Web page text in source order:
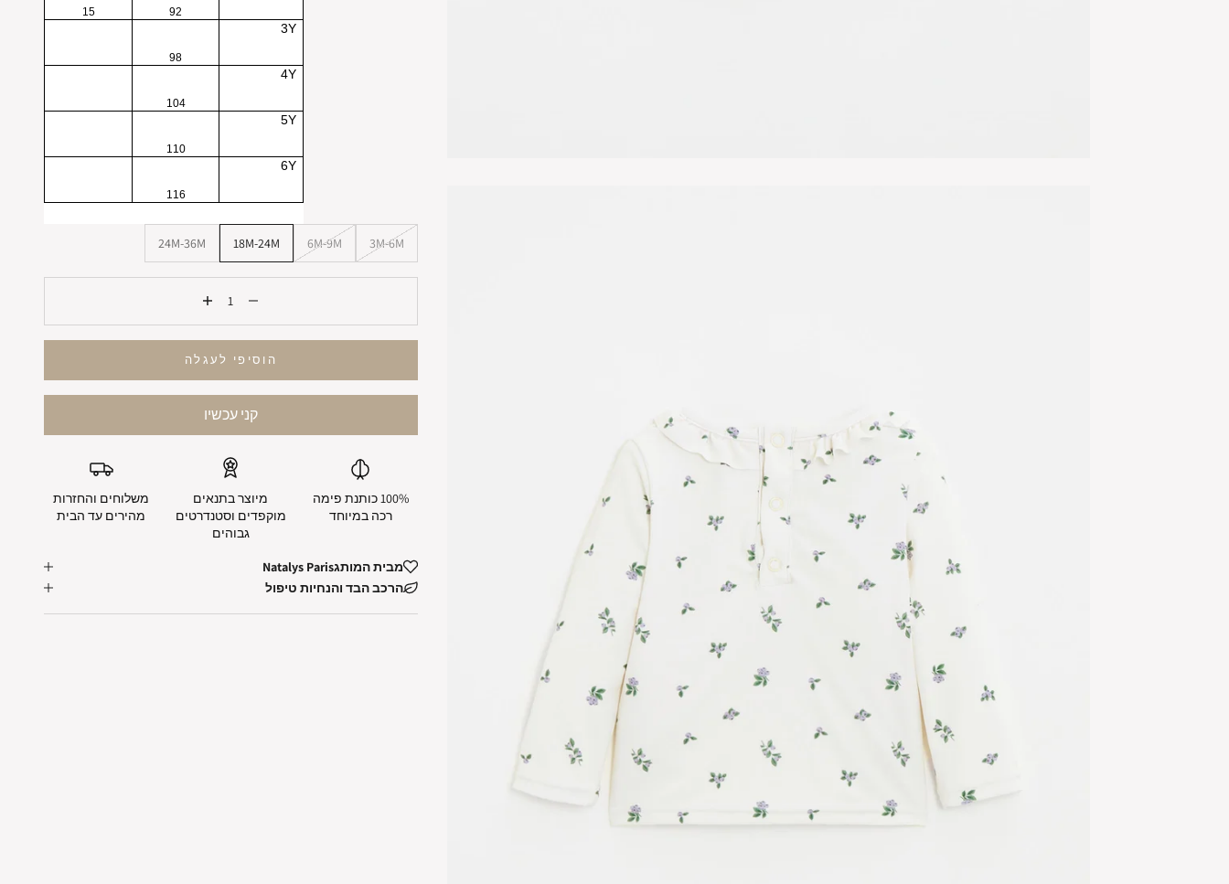
92
15
3Y
98
4Y
104
5Y
110
6Y
116
3M-6M
6M-9M
18M-24M
24M-36M
הקטנת הכמותהגדלת הכמות
הוסיפי לעגלה
100% כותנת פימה
רכה במיוחד
מיוצר בתנאים
מוקפדים וסטנדרטים
גבוהים
משלוחים והחזרות
מהירים עד הבית
מבית המותגNatalys Paris
הרכב הבד והנחיות טיפול